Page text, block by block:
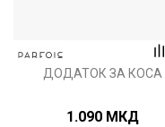
ДОДАТОК ЗА КОСА
1.090 МКД